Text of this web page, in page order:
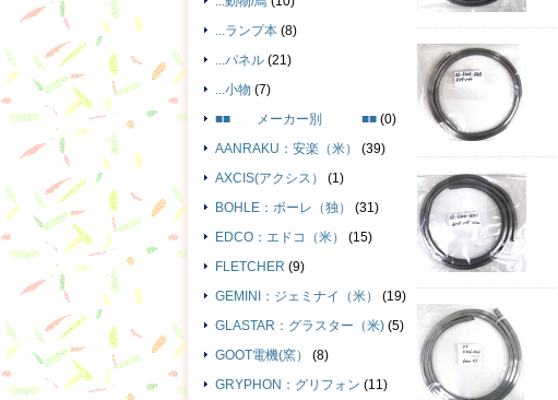
...ランプ本 (8)
...パネル (21)
...小物 (7)
■■ メーカー別 ■■ (0)
AANRAKU：安楽（米）
(39)
AXCIS(アクシス）
(1)
BOHLE：ボーレ（独）
(31)
EDCO：エドコ（米）
(15)
FLETCHER (9)
GEMINI：ジェミナイ（米）
(19)
GLASTAR：グラスター（米) (5)
GOOT電機(窯）
(8)
GRYPHON：グリフォン (11)